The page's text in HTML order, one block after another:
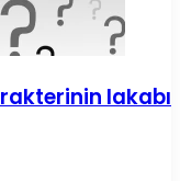
lakabı